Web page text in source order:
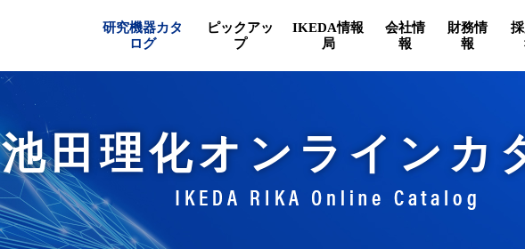
研究機器カタ
ログ
ピックアッ
プ
IKEDA情報
局
会社情
報
財務情
報
池田理化オンラインカ